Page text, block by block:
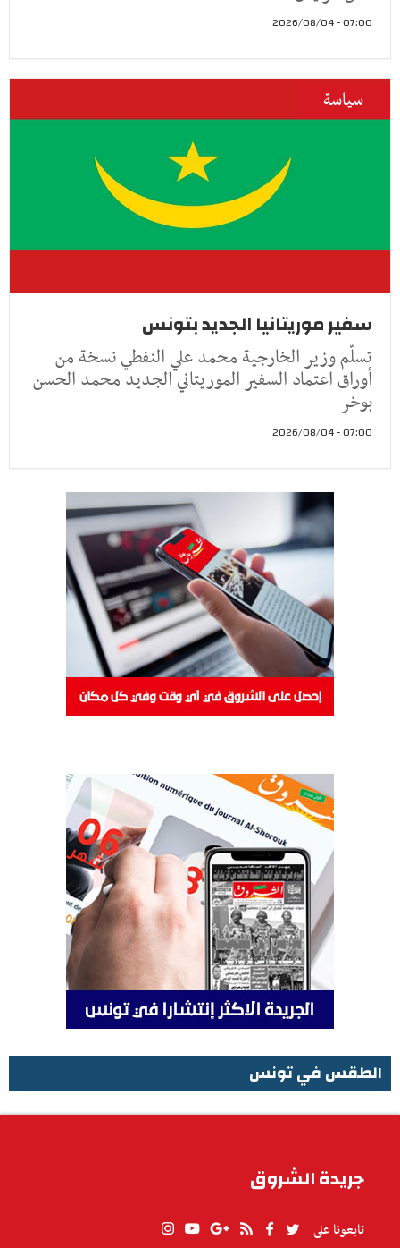
07:00 - 2026/08/04
سياسة
سفير موريتانيا الجديد بتونس
تسلّم وزير الخارجية محمد علي النفطي نسخة من
أوراق اعتماد السفير الموريتاني الجديد محمد الحسن
بوخر
07:00 - 2026/08/04
الطقس في تونس
جريدة الشروق
تابعونا على